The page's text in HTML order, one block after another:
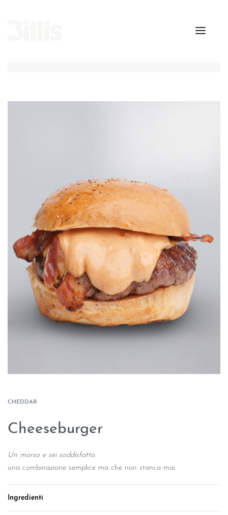
CHEDDAR
Cheeseburger
Un morso e sei soddisfatto.
una combinazione semplice ma che non stanca mai.
Ingredienti